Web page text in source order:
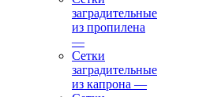
заградительные
из пропилена
—
Сетки
заградительные
из капрона —